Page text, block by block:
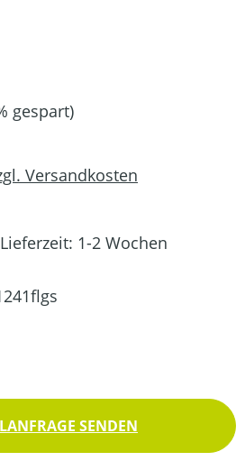
gespart)
Versandkosten
1-2 Wochen
SENDEN